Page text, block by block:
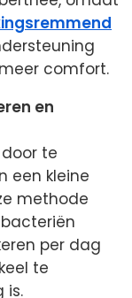
comfort.
en
te
een kleine
methode
per dag
te
is.